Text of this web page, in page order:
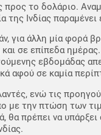
προς το δολάριο.
της Ινδίας
για άλλη μία φορά
σε επίπεδα
εβδομάδας
αφού σε καμία
ενώ τις
με την πτώση των
θα πρέπει να